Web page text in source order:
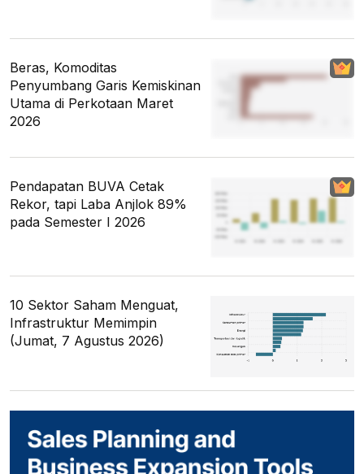
Beras, Komoditas
Penyumbang Garis Kemiskinan
Utama di Perkotaan Maret
2026
Pendapatan BUVA Cetak
Rekor, tapi Laba Anjlok 89%
pada Semester I 2026
10 Sektor Saham Menguat,
Infrastruktur Memimpin
(Jumat, 7 Agustus 2026)